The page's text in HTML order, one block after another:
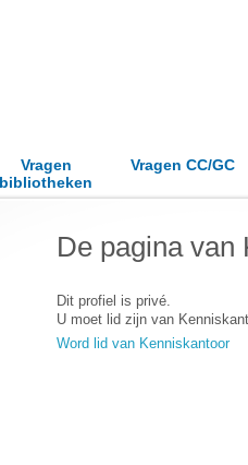
Vragen
bibliotheken
Vragen CC/GC
De pagina van
Dit profiel is privé.
U moet lid zijn van
Word lid van Kenniskantoor